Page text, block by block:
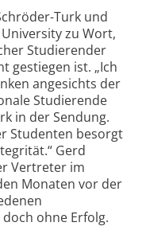
Turk und
zu Wort,
Studierender
gestiegen ist. „Ich
angesichts der
Studierende
in der Sendung.
Studenten besorgt
Gerd
Vertreter im
Monaten vor der
ohne Erfolg.